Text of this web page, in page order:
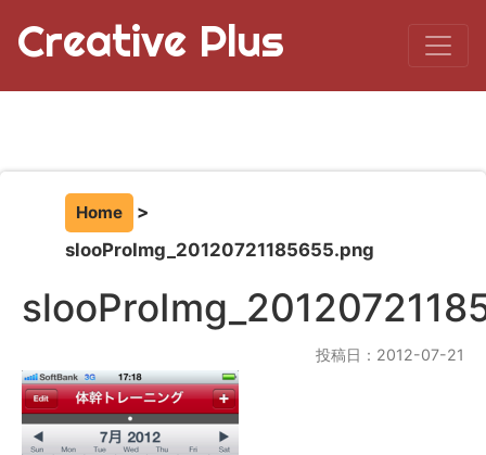
Creative Plus
Home
slooProImg_20120721185655.png
投稿日：2012-07-21